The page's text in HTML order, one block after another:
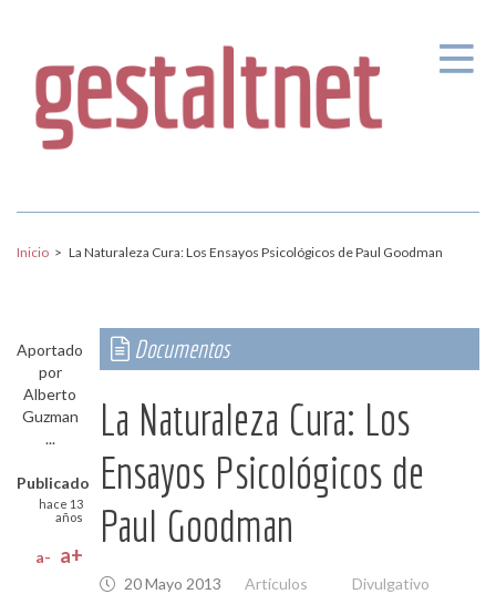
Inicio > La Naturaleza Cura: Los Ensayos Psicológicos de Paul Goodman
Aportado
por
Alberto
Guzman
...
Publicado
hace 13
años
a- a+
Documentos
La Naturaleza Cura: Los
Ensayos Psicológicos de
Paul Goodman
20 Mayo 2013 Artículos Divulgativo